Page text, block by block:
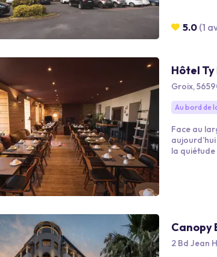
hammam,
5.0 (1
Hôtel
Groix,
Au bord de
Face au
la
de 45mn
Canopy
2 Bd Jean